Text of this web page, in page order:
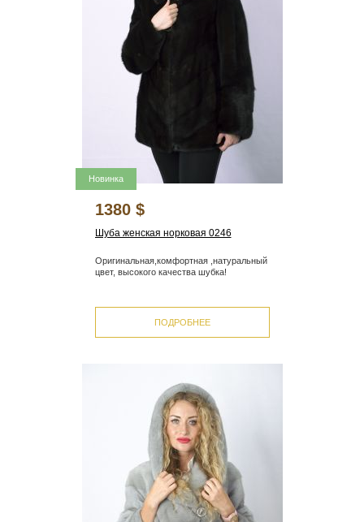
Новинка
1380 $
Шуба женская норковая 0246
Оригинальная,комфортная ,натуральный
цвет, высокого качества шубка!
ПОДРОБНЕЕ